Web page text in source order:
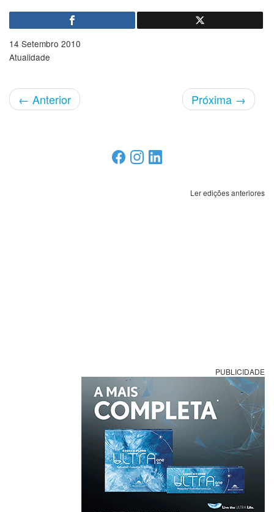
14 Setembro 2010
Atualidade
← Anterior Próxima →
Ler edições anteriores
PUBLICIDADE